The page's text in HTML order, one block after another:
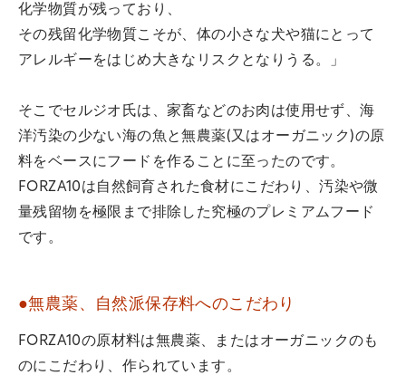
化学物質が残っており、
その残留化学物質こそが、体の小さな犬や猫にとって
アレルギーをはじめ大きなリスクとなりうる。」
そこでセルジオ氏は、家畜などのお肉は使用せず、海
洋汚染の少ない海の魚と無農薬(又はオーガニック)の原
料をベースにフードを作ることに至ったのです。
FORZA10は自然飼育された食材にこだわり、汚染や微
量残留物を極限まで排除した究極のプレミアムフード
です。
●無農薬、自然派保存料へのこだわり
FORZA10の原材料は無農薬、またはオーガニックのも
のにこだわり、作られています。